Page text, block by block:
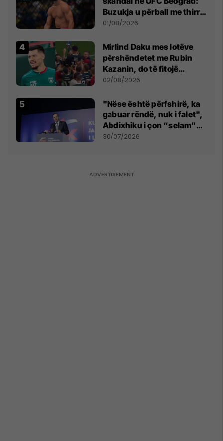
Buzukja u përball me thirrje
anti-shqiptare nga
01/08/2026
Mirlind Daku mes lotëve
përshëndetet me Rubin
Kazanin, do të fitojë
miliona te Spartak Moska
02/08/2026
"Nëse është përfshirë, ka
gabuar rëndë, nuk i falet",
Abdixhiku i çon “selam”
Përparim Ramës
30/07/2026